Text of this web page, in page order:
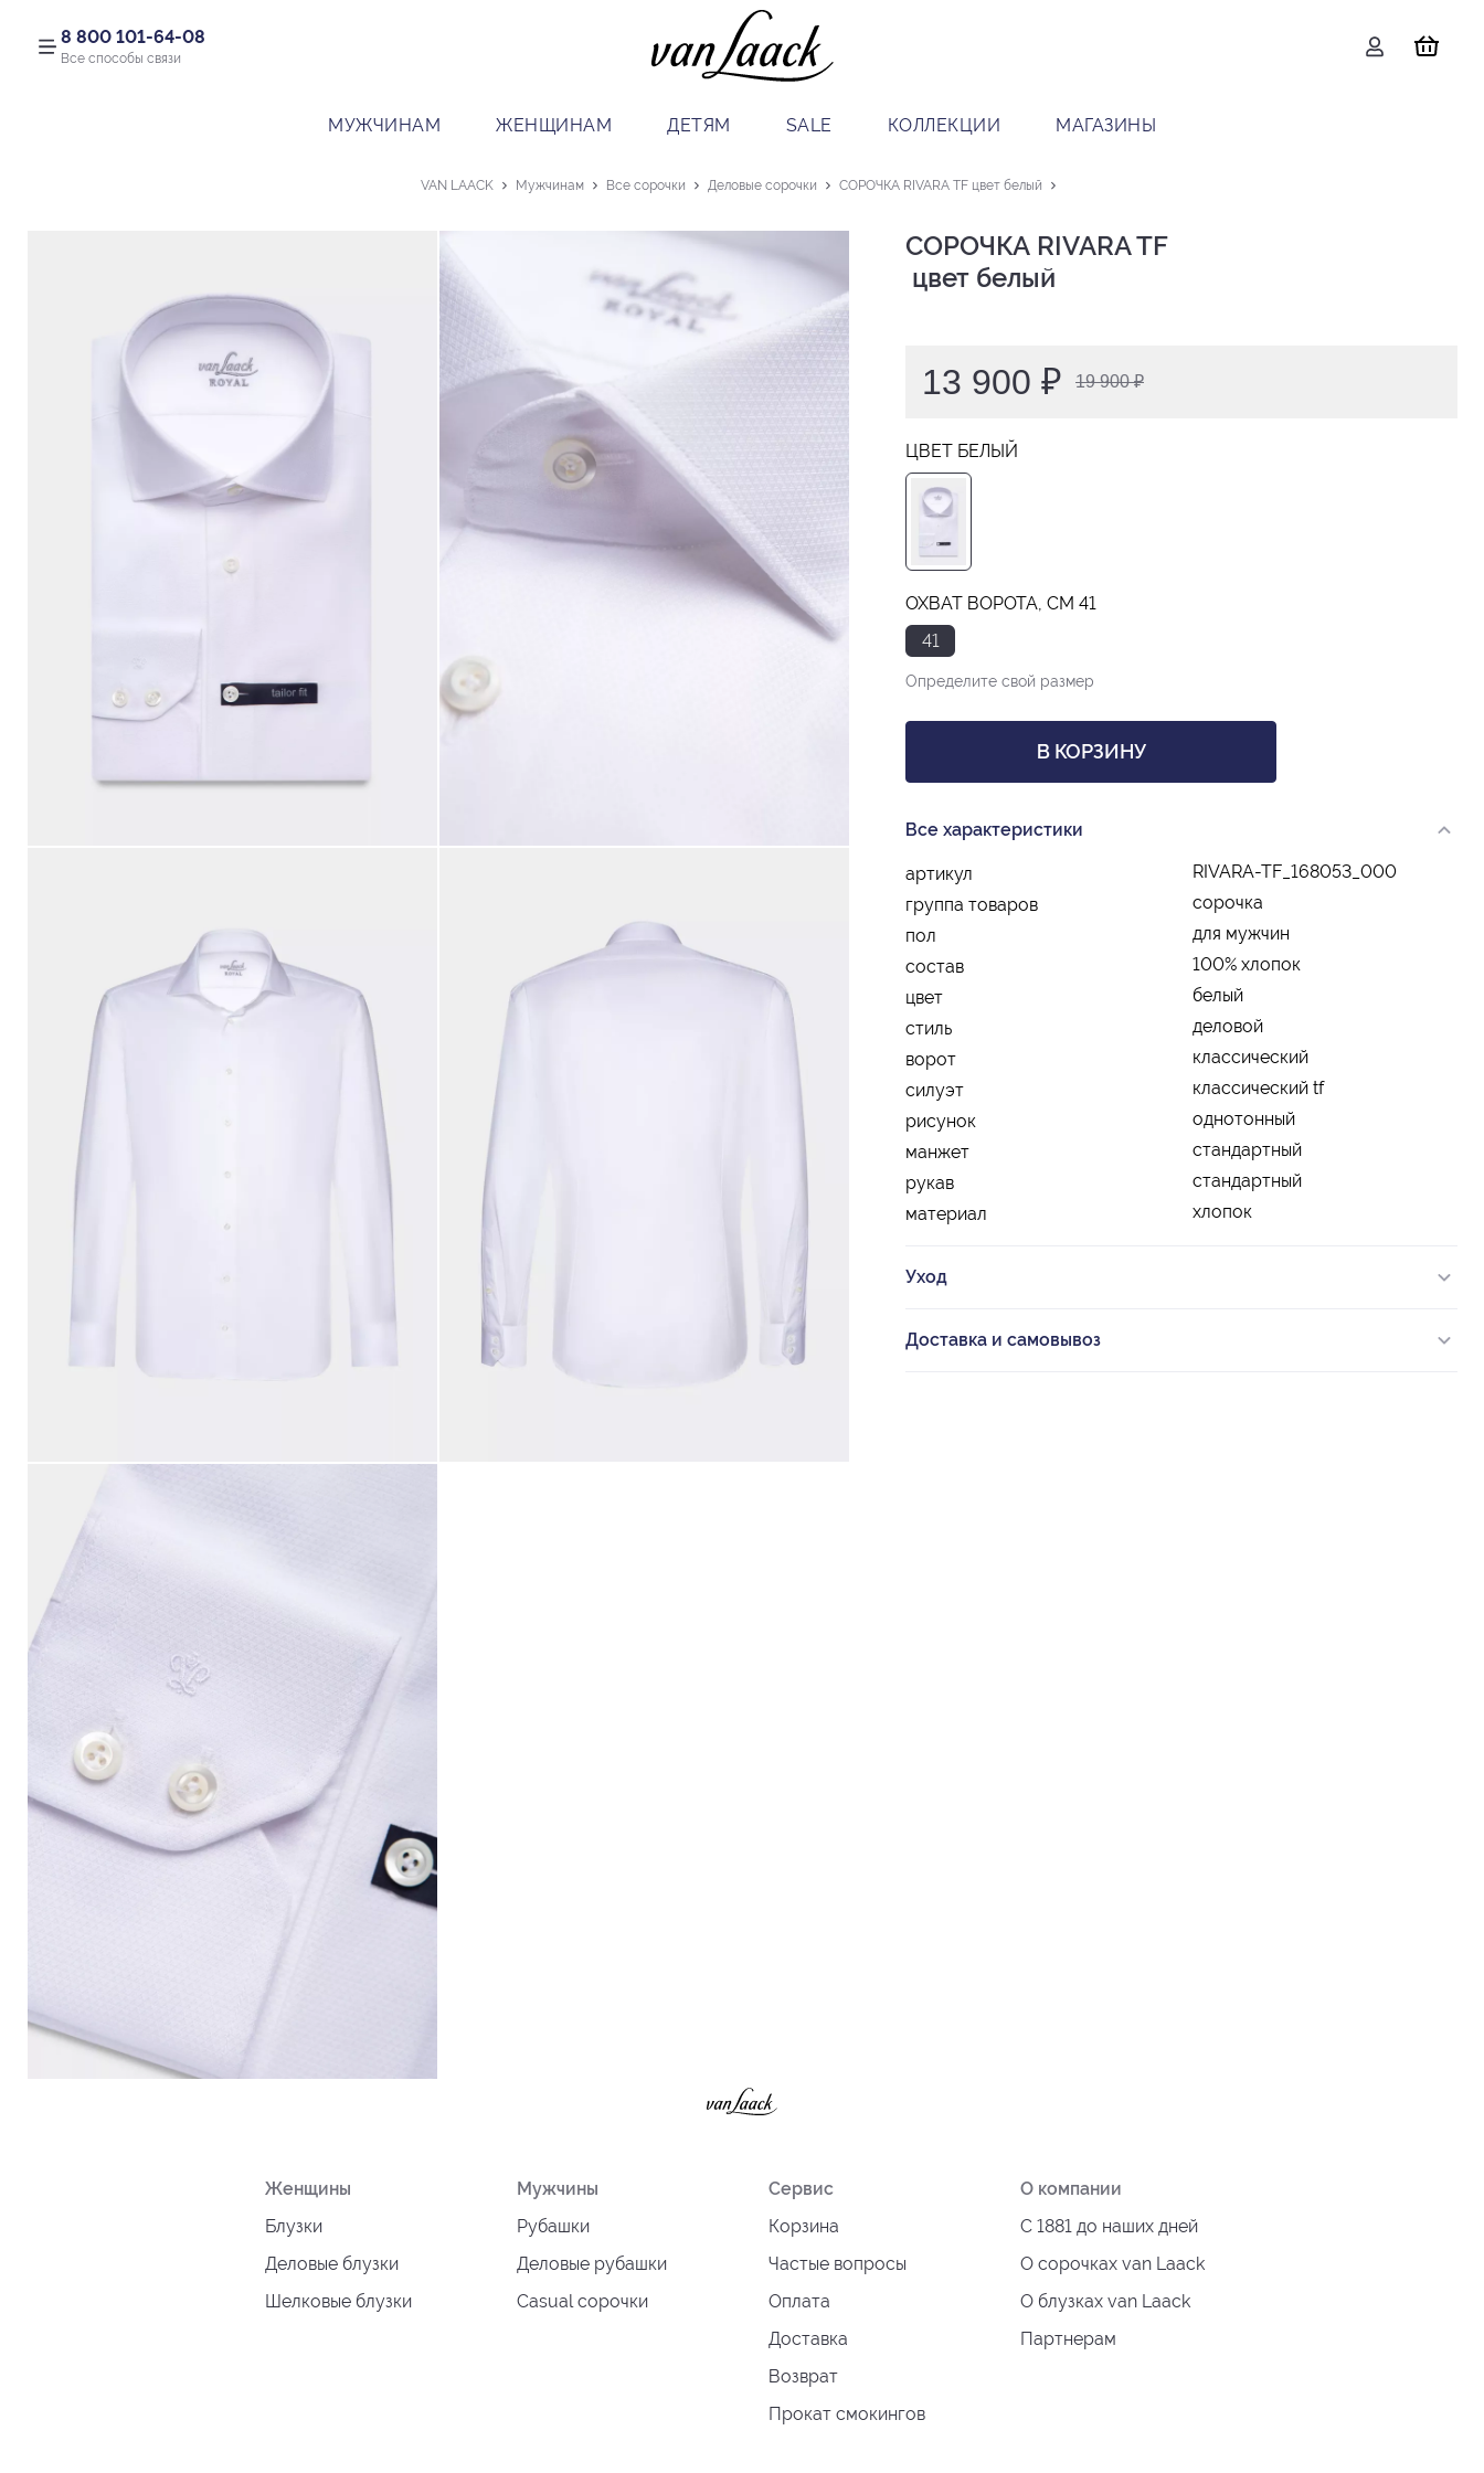
8 800 101-64-08
Все способы связи
МУЖЧИНАМ ЖЕНЩИНАМ ДЕТЯМ SALE КОЛЛЕКЦИИ МАГАЗИНЫ
VAN LAACK Мужчинам Все сорочки Деловые сорочки СОРОЧКА RIVARA TF цвет белый
СОРОЧКА RIVARA TF
цвет белый
13 900 ₽ 19 900 ₽
ЦВЕТ БЕЛЫЙ
ОХВАТ ВОРОТА, СМ 41
41
Определите свой размер
В КОРЗИНУ
Все характеристики
артикул
RIVARA-TF_168053_000
группа товаров
сорочка
пол
для мужчин
состав
100% хлопок
цвет
белый
стиль
деловой
ворот
классический
силуэт
классический tf
рисунок
однотонный
манжет
стандартный
рукав
стандартный
материал
хлопок
Уход
Доставка и самовывоз
Женщины
Блузки
Деловые блузки
Шелковые блузки
Мужчины
Рубашки
Деловые рубашки
Casual сорочки
Сервис
Корзина
Частые вопросы
Оплата
Доставка
Возврат
Прокат смокингов
О компании
С 1881 до наших дней
О сорочках van Laack
О блузках van Laack
Партнерам